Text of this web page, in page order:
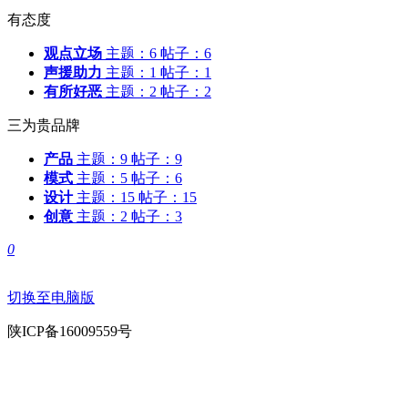
有态度
观点立场 主题：6 帖子：6
声援助力 主题：1 帖子：1
有所好恶 主题：2 帖子：2
三为贵品牌
产品 主题：9 帖子：9
模式 主题：5 帖子：6
设计 主题：15 帖子：15
创意 主题：2 帖子：3
0
切换至电脑版
陕ICP备16009559号